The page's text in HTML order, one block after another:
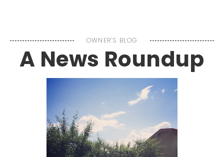
OWNER'S BLOG
A News Roundup